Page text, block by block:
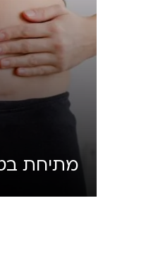
מתיחת